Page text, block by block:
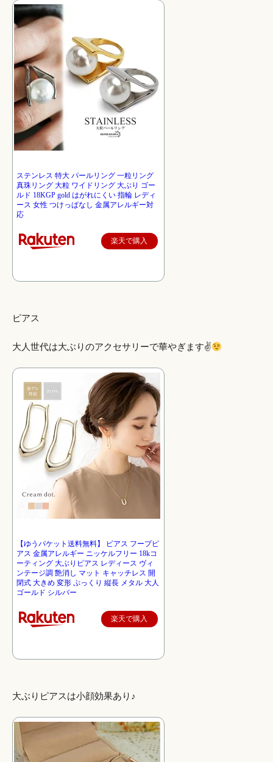
ステンレス 特大 パールリング 一粒リング
真珠リング 大粒 ワイドリング 大ぶり ゴー
ルド 18KGP gold はがれにくい 指輪 レディ
ース 女性 つけっぱなし 金属アレルギー対
応
楽天で購入
ピアス
大人世代は大ぶりのアクセサリーで華やぎます✌
【ゆうパケット送料無料】 ピアス フープピ
アス 金属アレルギー ニッケルフリー 18kコ
ーティング 大ぶりピアス レディース ヴィ
ンテージ調 艶消し マット キャッチレス 開
閉式 大きめ 変形 ぷっくり 縦長 メタル 大人
ゴールド シルバー
楽天で購入
大ぶりピアスは小顔効果あり♪